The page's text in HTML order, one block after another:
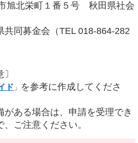
北栄町１番５号 秋田県社会
同募金会（TEL 018-864-282
ド 」
を参考に作成してくださ
ある場合は、申請を受理でき
ご注意ください。